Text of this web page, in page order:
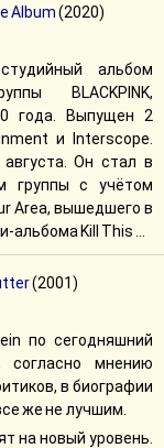
Album(2020)
альбом
BLACKPINK,
года. Выпущен 2
и Interscope.
Он стал в
группы с учётом
Area, вышедшего в
Kill This ...
(2001)
по сегодняшний
согласно мнению
в биографии
же не лучшим.
на новый уровень.